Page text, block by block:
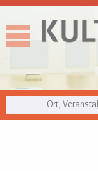
KULTURpur